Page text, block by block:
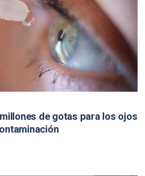
de gotas para los ojos